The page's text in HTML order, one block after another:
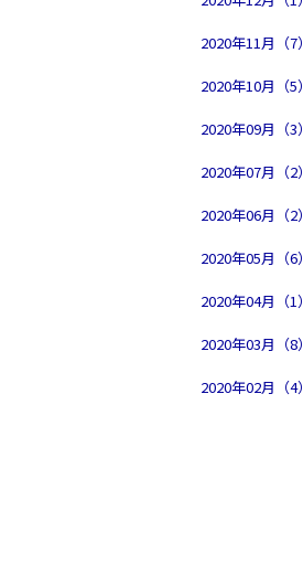
2020年11月（7）
2020年10月（5）
2020年09月（3）
2020年07月（2）
2020年06月（2）
2020年05月（6）
2020年04月（1）
2020年03月（8）
2020年02月（4）